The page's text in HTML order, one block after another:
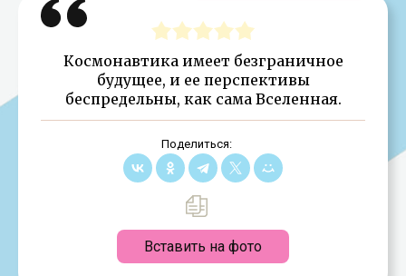
Космонавтика имеет безграничное
будущее, и ее перспективы
беспредельны, как сама Вселенная.
Поделиться:
Вставить на фото